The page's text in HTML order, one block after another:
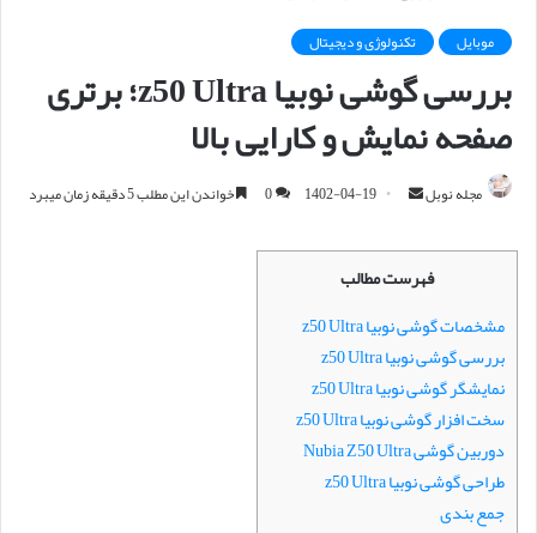
موبایل تکنولوژی و دیجیتال
بررسی گوشی نوبیا z50 Ultra؛ برتری
صفحه نمایش و کارایی بالا
مجله نوبل
س
ا
ا
ی
م
ی
ل
1402-04-19
0 خواندن این مطلب 5 دقیقه زمان میبرد
فهرست مطالب
مشخصات گوشی نوبیا z50 Ultra
بررسی گوشی نوبیا z50 Ultra
نمایشگر گوشی نوبیا z50 Ultra
سخت افزار گوشی نوبیا z50 Ultra
دوربین گوشی Nubia Z50 Ultra
طراحی گوشی نوبیا z50 Ultra
جمع بندی